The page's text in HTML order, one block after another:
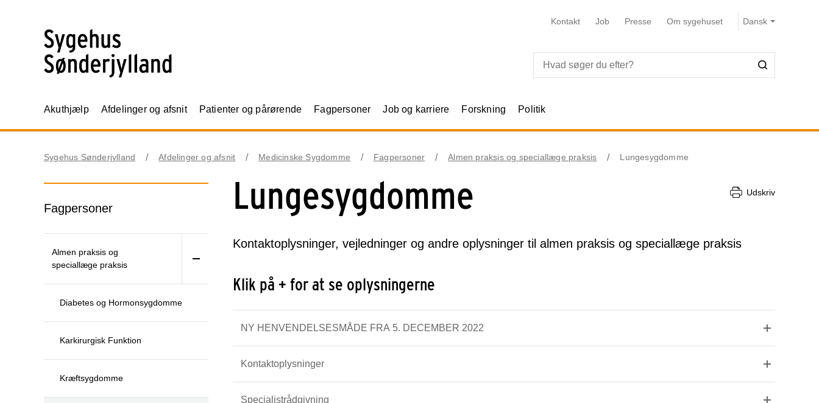
Kontakt Job Presse Om sygehuset
Akuthjælp Afdelinger og afsnit Patienter og pårørende Fagpersoner Job og karriere Forskning Politik
Sygehus Sønderjylland Afdelinger og afsnit Medicinske Sygdomme Fagpersoner Almen praksis og speciallæge praksis Lungesygdomme
Fagpersoner
Almen praksis og
speciallæge praksis
Diabetes og Hormonsygdomme
Karkirurgisk Funktion
Kræftsygdomme
Lungesygdomme Udskriv
Kontaktoplysninger, vejledninger og andre oplysninger til almen praksis og speciallæge praksis
Klik på + for at se oplysningerne
NY HENVENDELSESMÅDE FRA 5. DECEMBER 2022
Kontaktoplysninger
Specialistrådgivning